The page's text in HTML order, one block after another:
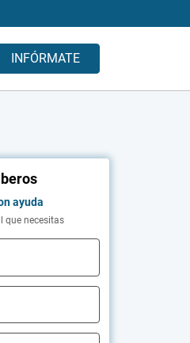
INFÓRMATE
ayuda
que necesitas